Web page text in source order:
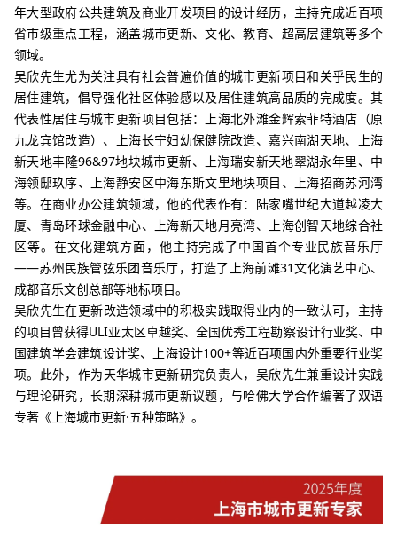
年大型政府公共建筑及商业开发项目的设计经历，主持完成近百项
省市级重点工程，涵盖城市更新、文化、教育、超高层建筑等多个
领域。
吴欣先生尤为关注具有社会普遍价值的城市更新项目和关乎民生的
居住建筑，倡导强化社区体验感以及居住建筑高品质的完成度。其
代表性居住与城市更新项目包括：上海北外滩金辉索菲特酒店（原
九龙宾馆改造）、上海长宁妇幼保健院改造、嘉兴南湖天地、上海
新天地丰隆96&97地块城市更新、上海瑞安新天地翠湖永年里、中
海领邸玖序、上海静安区中海东斯文里地块项目、上海招商苏河湾
等。在商业办公建筑领域，他的代表作有：陆家嘴世纪大道越凌大
厦、青岛环球金融中心、上海新天地月亮湾、上海创智天地综合社
区等。在文化建筑方面，他主持完成了中国首个专业民族音乐厅
——苏州民族管弦乐团音乐厅，打造了上海前滩31文化演艺中心、
成都音乐文创总部等地标项目。
吴欣先生在更新改造领域中的积极实践取得业内的一致认可，主持
的项目曾获得ULI亚太区卓越奖、全国优秀工程勘察设计行业奖、中
国建筑学会建筑设计奖、上海设计100+等近百项国内外重要行业奖
项。此外， 作为天华城市更新研究负责人，吴欣先生兼重设计实践
与理论研究，长期深耕城市更新议题，与哈佛大学合作编著了双语
专著《上海城市更新·五种策略》。